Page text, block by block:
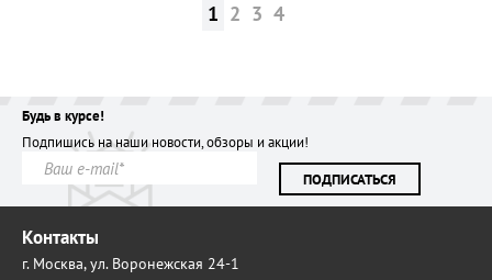
1 2 3 4
Будь в курсе!
Подпишись на наши новости, обзоры и акции!
ПОДПИСАТЬСЯ
Контакты
г. Москва,ул. Воронежская 24-1